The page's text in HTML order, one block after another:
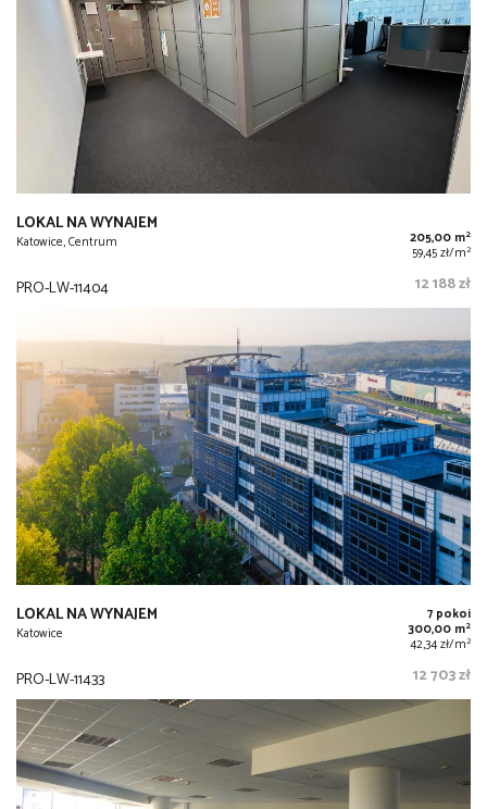
LOKAL NA WYNAJEM
Katowice, Centrum 205,00 m2
59,45 zł/m2
PRO-LW-11404 12 188 zł
LOKAL NA WYNAJEM
Katowice
7 pokoi
300,00 m2
42,34 zł/m2
PRO-LW-11433 12 703 zł